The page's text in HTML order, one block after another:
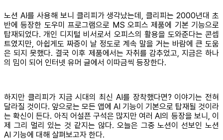
노션 AI를 사용해 보니 클리피가 생각났는데, 클리피는 2000년대 초
반에 등장한 도우미 프로그램으로 MS 오피스 제품에 기본 기능으로
탑재되었다. 개인 디지털 비서로서 오피스의 활용을 도와준다는 콘셉
트였지만, 아쉽게도 짜증이 날 정도로 계속 말을 거는 바람에 큰 도움
은 되지 못했다. 결국 이후 제품에서는 자취를 감추었고, 지금은 하나
의 밈이 되어 인터넷 유머 글에서 이따금씩 등장한다.
하지만 클리피가 지금 시대의 최신 AI를 장착했다면? 이야기는 전혀
달라질 것이다. 앞으로는 모든 앱에 AI 기능이 기본으로 탑재될 것이라
는 확신이 든다. 아직 어설픈 구석은 많지만 여러 AI의 등장을 보니, 이
제 그리 멀리 있는 것 같지는 않다. 오늘은 그중 노션이 선보인 노션
AI 기능에 대해 살펴보고자 한다.